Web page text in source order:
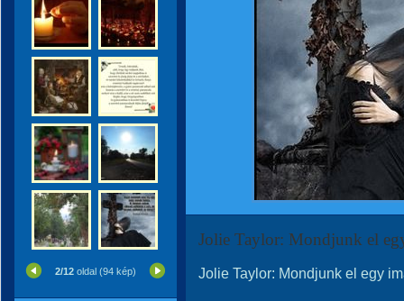
2/12 oldal (94 kép)
Jolie Taylor: Mondjunk el
Jolie Taylor: Mondjunk el egy